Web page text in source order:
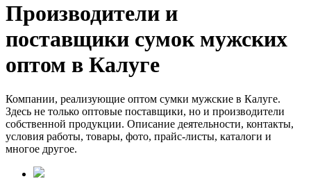
Производители и
поставщики сумок мужских
оптом в Калуге
Компании, реализующие оптом сумки мужские в Калуге.
Здесь не только оптовые поставщики, но и производители
собственной продукции. Описание деятельности, контакты,
условия работы, товары, фото, прайс-листы, каталоги и
многое другое.